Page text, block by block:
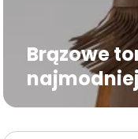
Brązowe